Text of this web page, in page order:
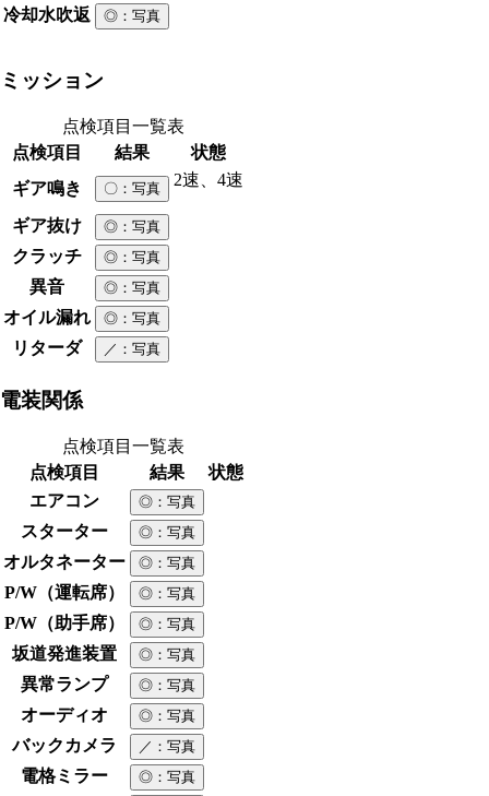
冷却水吹返 ◎ ：写真
ミッション
点検項目一覧表
点検項目
結果
状態
ギア鳴き
〇 ：写真 2速、4速
ギア抜け ◎ ：写真
クラッチ ◎ ：写真
異音 ◎ ：写真
オイル漏れ ◎ ：写真
リターダ ／ ：写真
電装関係
点検項目一覧表
点検項目
結果
状態
エアコン
◎ ：写真
スターター ◎ ：写真
オルタネーター ◎ ：写真
P/W（運転席） ◎ ：写真
P/W（助手席） ◎ ：写真
坂道発進装置 ◎ ：写真
異常ランプ ◎ ：写真
オーディオ ◎ ：写真
バックカメラ ／ ：写真
電格ミラー ◎ ：写真